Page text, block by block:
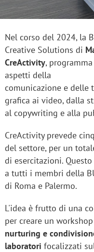
Nel corso del 2024, la
Creative Solutions di
CreActivity,
aspetti della
comunicazione e delle
grafica ai video, dalla
al copywriting e alla
CreActivity prevede
del settore, per un
di esercitazioni.
a tutti i membri della
di Roma e Palermo.
L'idea è frutto di una
per creare un
nurturing e
laboratori focalizzati